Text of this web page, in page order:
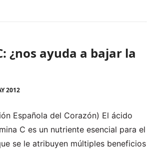
¿nos ayuda a bajar la
2012
Española del Corazón) El ácido
C es un nutriente esencial para el
se le atribuyen múltiples beneficios